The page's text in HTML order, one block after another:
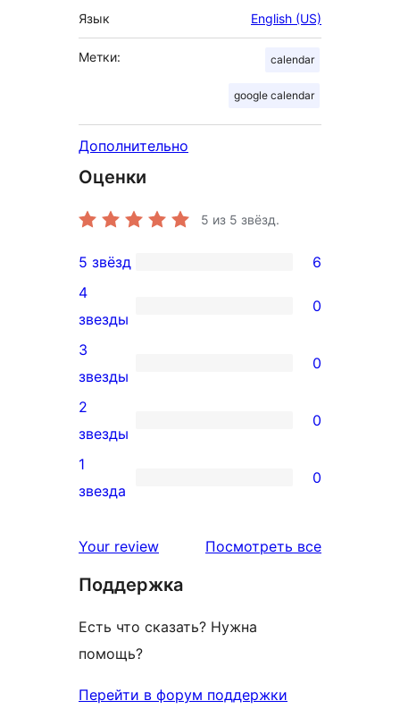
Язык English (US)
Метки: calendar
google calendar
Дополнительно
Оценки
5 из 5 звёзд.
6
5-
звездный
отзыв
5 звёзд 6
0
4-
звездный
отзыв
4
звезды
0
0
3-
звездный
отзыв
3
звезды
0
0
2-
звездный
2
звезды
0
0
звездный
1
звезда
0
Your review Посмотреть всеотзывы
Поддержка
Есть что сказать? Нужна
помощь?
Перейти в форум поддержки